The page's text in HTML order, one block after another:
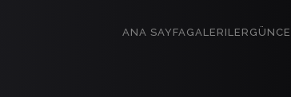
ANA SAYFA GALERILER GÜNCE